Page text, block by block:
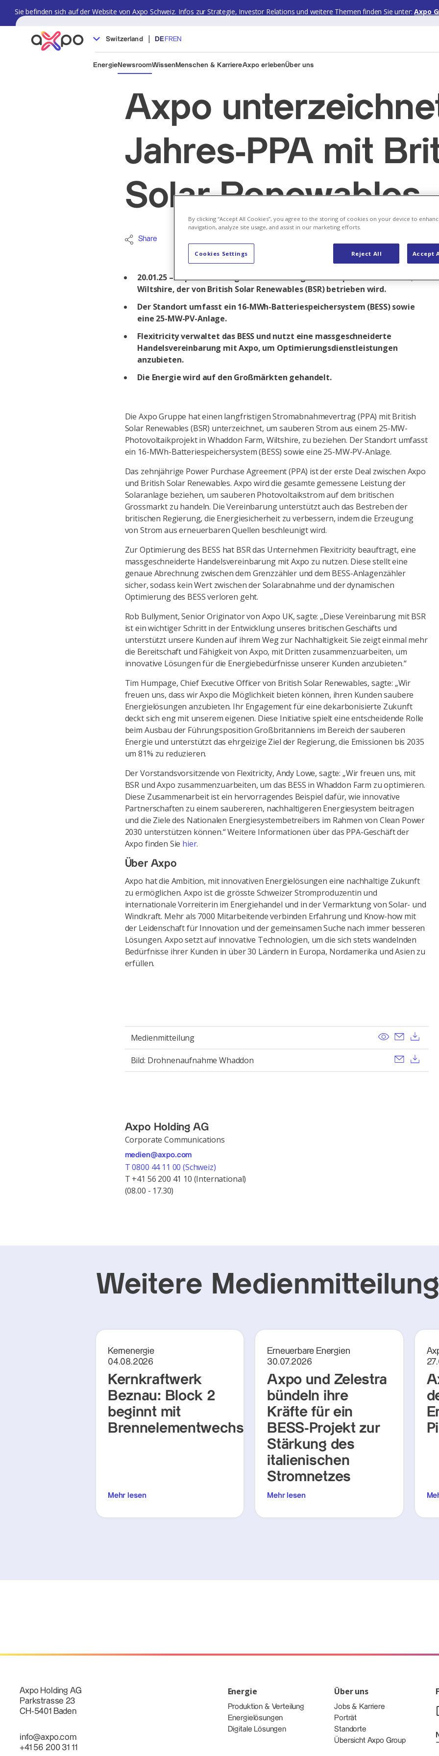
Sie befinden sich auf der Website von Axpo Schweiz. Infos zur Strategie, Investor Relations und weitere Themen finden Sie unter: Axpo
Switzerland | DE FREN
EnergieNewsroomWissenMenschen & KarriereAxpo erlebenÜber uns
Axpo
Jahres-PPA mit
Solar Renewables
Share
20.01.25 – Axpo kauft die gesamte Leistung des Solarparks in Whaddon,
Wiltshire, der von British Solar Renewables (BSR) betrieben wird.
Der Standort umfasst ein 16-MWh-Batteriespeichersystem (BESS) sowie
eine 25-MW-PV-Anlage.
Flexitricity verwaltet das BESS und nutzt eine massgeschneiderte
Handelsvereinbarung mit Axpo, um Optimierungsdienstleistungen
anzubieten.
Die Energie wird auf den Großmärkten gehandelt.
Die Axpo Gruppe hat einen langfristigen Stromabnahmevertrag (PPA) mit British
Solar Renewables (BSR) unterzeichnet, um sauberen Strom aus einem 25-MW-
Photovoltaikprojekt in Whaddon Farm, Wiltshire, zu beziehen. Der Standort umfasst
ein 16-MWh-Batteriespeichersystem (BESS) sowie eine 25-MW-PV-Anlage.
Das zehnjährige Power Purchase Agreement (PPA) ist der erste Deal zwischen Axpo
und British Solar Renewables. Axpo wird die gesamte gemessene Leistung der
Solaranlage beziehen, um sauberen Photovoltaikstrom auf dem britischen
Grossmarkt zu handeln. Die Vereinbarung unterstützt auch das Bestreben der
britischen Regierung, die Energiesicherheit zu verbessern, indem die Erzeugung
von Strom aus erneuerbaren Quellen beschleunigt wird.
Zur Optimierung des BESS hat BSR das Unternehmen Flexitricity beauftragt, eine
massgeschneiderte Handelsvereinbarung mit Axpo zu nutzen. Diese stellt eine
genaue Abrechnung zwischen dem Grenzzähler und dem BESS-Anlagenzähler
sicher, sodass kein Wert zwischen der Solarabnahme und der dynamischen
Optimierung des BESS verloren geht.
Rob Bullyment, Senior Originator von Axpo UK, sagte: „Diese Vereinbarung mit BSR
ist ein wichtiger Schritt in der Entwicklung unseres britischen Geschäfts und
unterstützt unsere Kunden auf ihrem Weg zur Nachhaltigkeit. Sie zeigt einmal mehr
die Bereitschaft und Fähigkeit von Axpo, mit Dritten zusammenzuarbeiten, um
innovative Lösungen für die Energiebedürfnisse unserer Kunden anzubieten.“
Tim Humpage, Chief Executive Officer von British Solar Renewables, sagte: „Wir
freuen uns, dass wir Axpo die Möglichkeit bieten können, ihren Kunden saubere
Energielösungen anzubieten. Ihr Engagement für eine dekarbonisierte Zukunft
deckt sich eng mit unserem eigenen. Diese Initiative spielt eine entscheidende Rolle
beim Ausbau der Führungsposition Großbritanniens im Bereich der sauberen
Energie und unterstützt das ehrgeizige Ziel der Regierung, die Emissionen bis 2035
um 81% zu reduzieren.
Der Vorstandsvorsitzende von Flexitricity, Andy Lowe, sagte: „Wir freuen uns, mit
BSR und Axpo zusammenzuarbeiten, um das BESS in Whaddon Farm zu optimieren.
Diese Zusammenarbeit ist ein hervorragendes Beispiel dafür, wie innovative
Partnerschaften zu einem saubereren, nachhaltigeren Energiesystem beitragen
und die Ziele des Nationalen Energiesystembetreibers im Rahmen von Clean Power
2030 unterstützen können.“ Weitere Informationen über das PPA-Geschäft der
Axpo finden Sie hier.
Über Axpo
Axpo hat die Ambition, mit innovativen Energielösungen eine nachhaltige Zukunft
zu ermöglichen. Axpo ist die grösste Schweizer Stromproduzentin und
internationale Vorreiterin im Energiehandel und in der Vermarktung von Solar- und
Windkraft. Mehr als 7000 Mitarbeitende verbinden Erfahrung und Know-how mit
der Leidenschaft für Innovation und der gemeinsamen Suche nach immer besseren
Lösungen. Axpo setzt auf innovative Technologien, um die sich stets wandelnden
Bedürfnisse ihrer Kunden in über 30 Ländern in Europa, Nordamerika und Asien zu
erfüllen.
Medienmitteilung View Send
Bild: Drohnenaufnahme Whaddon Send
Axpo Holding AG
Corporate Communications
medien@axpo.com
T 0800 44 11 00 (Schweiz)
T +41 56 200 41 10 (International)
(08.00 - 17.30)
Weitere
Kernenergie
04.08.2026
Kernkraftwerk
Beznau: Block 2
beginnt mit
Brennelementwechsel
Mehr lesen
Erneuerbare Energien
30.07.2026
Axpo und Zelestra
bündeln ihre
Kräfte für ein
BESS-Projekt zur
Stärkung des
italienischen
Stromnetzes
Mehr lesen
Axpo Holding AG
Parkstrasse 23
CH-5401 Baden
info@axpo.com
+41 56 200 31 11
Energie
Produktion & Verteilung
Energielösungen
Digitale Lösungen
Über uns
Jobs & Karriere
Porträt
Standorte
Übersicht Axpo Group
By clicking “Accept All Cookies”, you agree to the storing of cookies on your device to
navigation, analyze site usage, and assist in our marketing efforts.
Reject All Accept
Cookies Settings